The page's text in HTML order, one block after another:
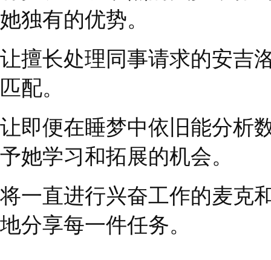
相信很多人会提出疑问
答案是
慧。 正如亚马逊创始人
险去尝试新事物，也不
在团队中重新分配任务
目标，乘法领导者可以